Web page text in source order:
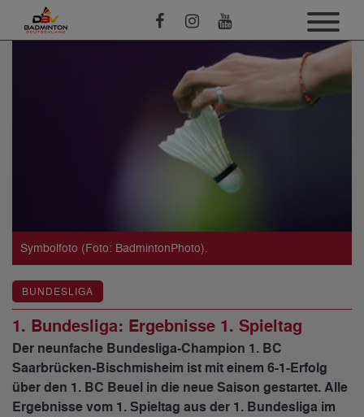
Symbolfoto (Foto: BadmintonPhoto).
BUNDESLIGA
1. Bundesliga: Ergebnisse 1. Spieltag
Der neunfache Bundesliga-Champion 1. BC
Saarbrücken-Bischmisheim ist mit einem 6-1-Erfolg
über den 1. BC Beuel in die neue Saison gestartet. Alle
Ergebnisse vom 1. Spieltag aus der 1. Bundesliga im